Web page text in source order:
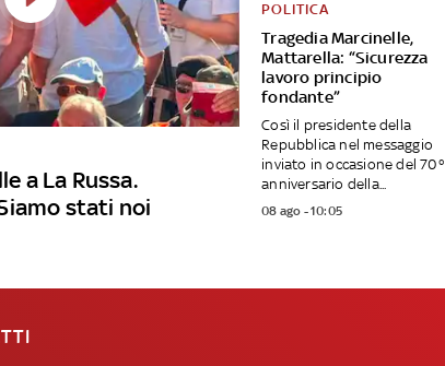
a La Russa.
stati noi
Tragedia Marcinelle,
Mattarella: “Sicurezza
lavoro principio
fondante”
POLITICA
Così il presidente della
Repubblica nel messaggio
inviato in occasione del 70°
anniversario della...
08 ago - 10:05